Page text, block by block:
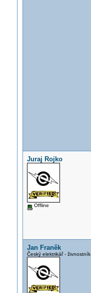
Juraj Rojko
Offline
Jan Franěk
Český elektrikář - živnostník